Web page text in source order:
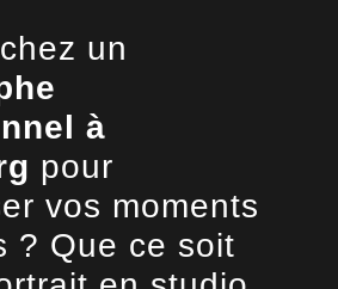
un
à
pour
vos moments
? Que ce soit